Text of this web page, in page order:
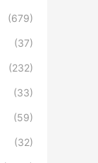
(679)
(37)
(232)
(33)
(59)
(32)